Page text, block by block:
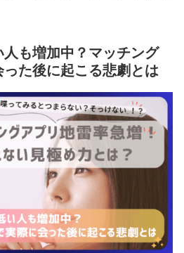
も増加中？マッチング
た後に起こる悲劇とは